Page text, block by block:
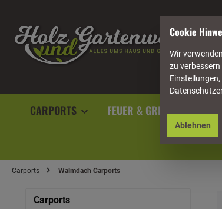
CARPORTS FEUER & GRILL
Carports Walmdach Carports
Carports
Cookie
Wir
zu
Ablehnen